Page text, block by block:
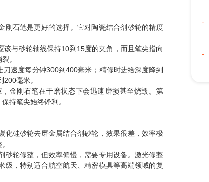
刚石笔是更好的选择。它对陶瓷结合剂砂轮的精度
与砂轮轴线保持10到15度的夹角，而且笔尖指向
。
速度每分钟300到400毫米；精修时进给深度降到
毫米。
金刚石笔在干磨状态下会迅速磨损甚至烧毁。第
持笔尖始终锋利。
硅砂轮去磨金属结合剂砂轮，效果很差，效率极
砂轮修整，但效率偏慢，需要专用设备。激光修整
，特别适合航空航天、精密模具等高端领域的复